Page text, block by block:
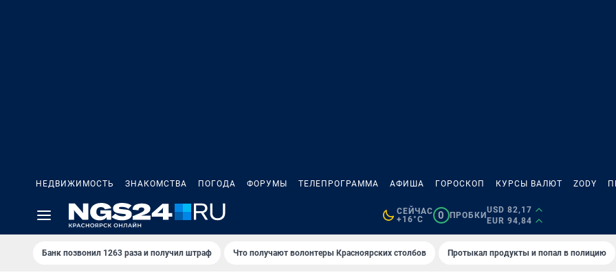
НЕДВИЖИМОСТЬ ЗНАКОМСТВА ПОГОДА ФОРУМЫ ТЕЛЕПРОГРАММА АФИША ГОРОСКОП КУРСЫ ВАЛЮТ ZODY
СЕЙЧАС
+16°C
0 ПРОБКИ
USD 82,17
EUR 94,84
Банк позвонил 1263 раза и получил штраф Что получают волонтеры Красноярских столбов Протыкал продукты и попал в полицию